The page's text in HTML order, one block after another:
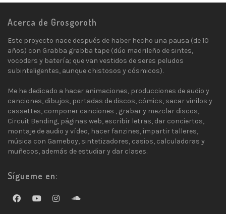
Acerca de Grosgoroth
Este proyecto nace después de haber hecho una pausa (de 10
años) con Grabba grabba tape (dúo madrileño de sintes,
vocoders y batería; que van vestidos de seres peludos
subinteligentes, aunque chistosos y cósmicos).
Me he dedicado a hacer animaciones, producciones de audio y
canciones, dibujos, portadas de discos, cómics, sacar vinilos y
cassettes, componer canciones , grabar y mezclar discos,
Circuit Bending, páginas web, escribir letras, dar conciertos,
montaje de audio y vídeo, hacer fanzines, impartir talleres,
música con Gameboy, sintetizadores, casios, calculadoras y
muñecos, además de estudiar y dar clases.
Sígueme en: